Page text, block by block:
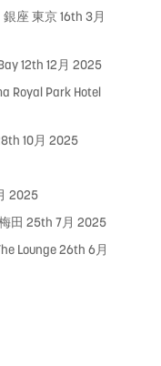
座 東京16th 3月
12th 12月 2025
Royal Park Hotel
10月 2025
2025
田 25th 7月 2025
Lounge26th 6月